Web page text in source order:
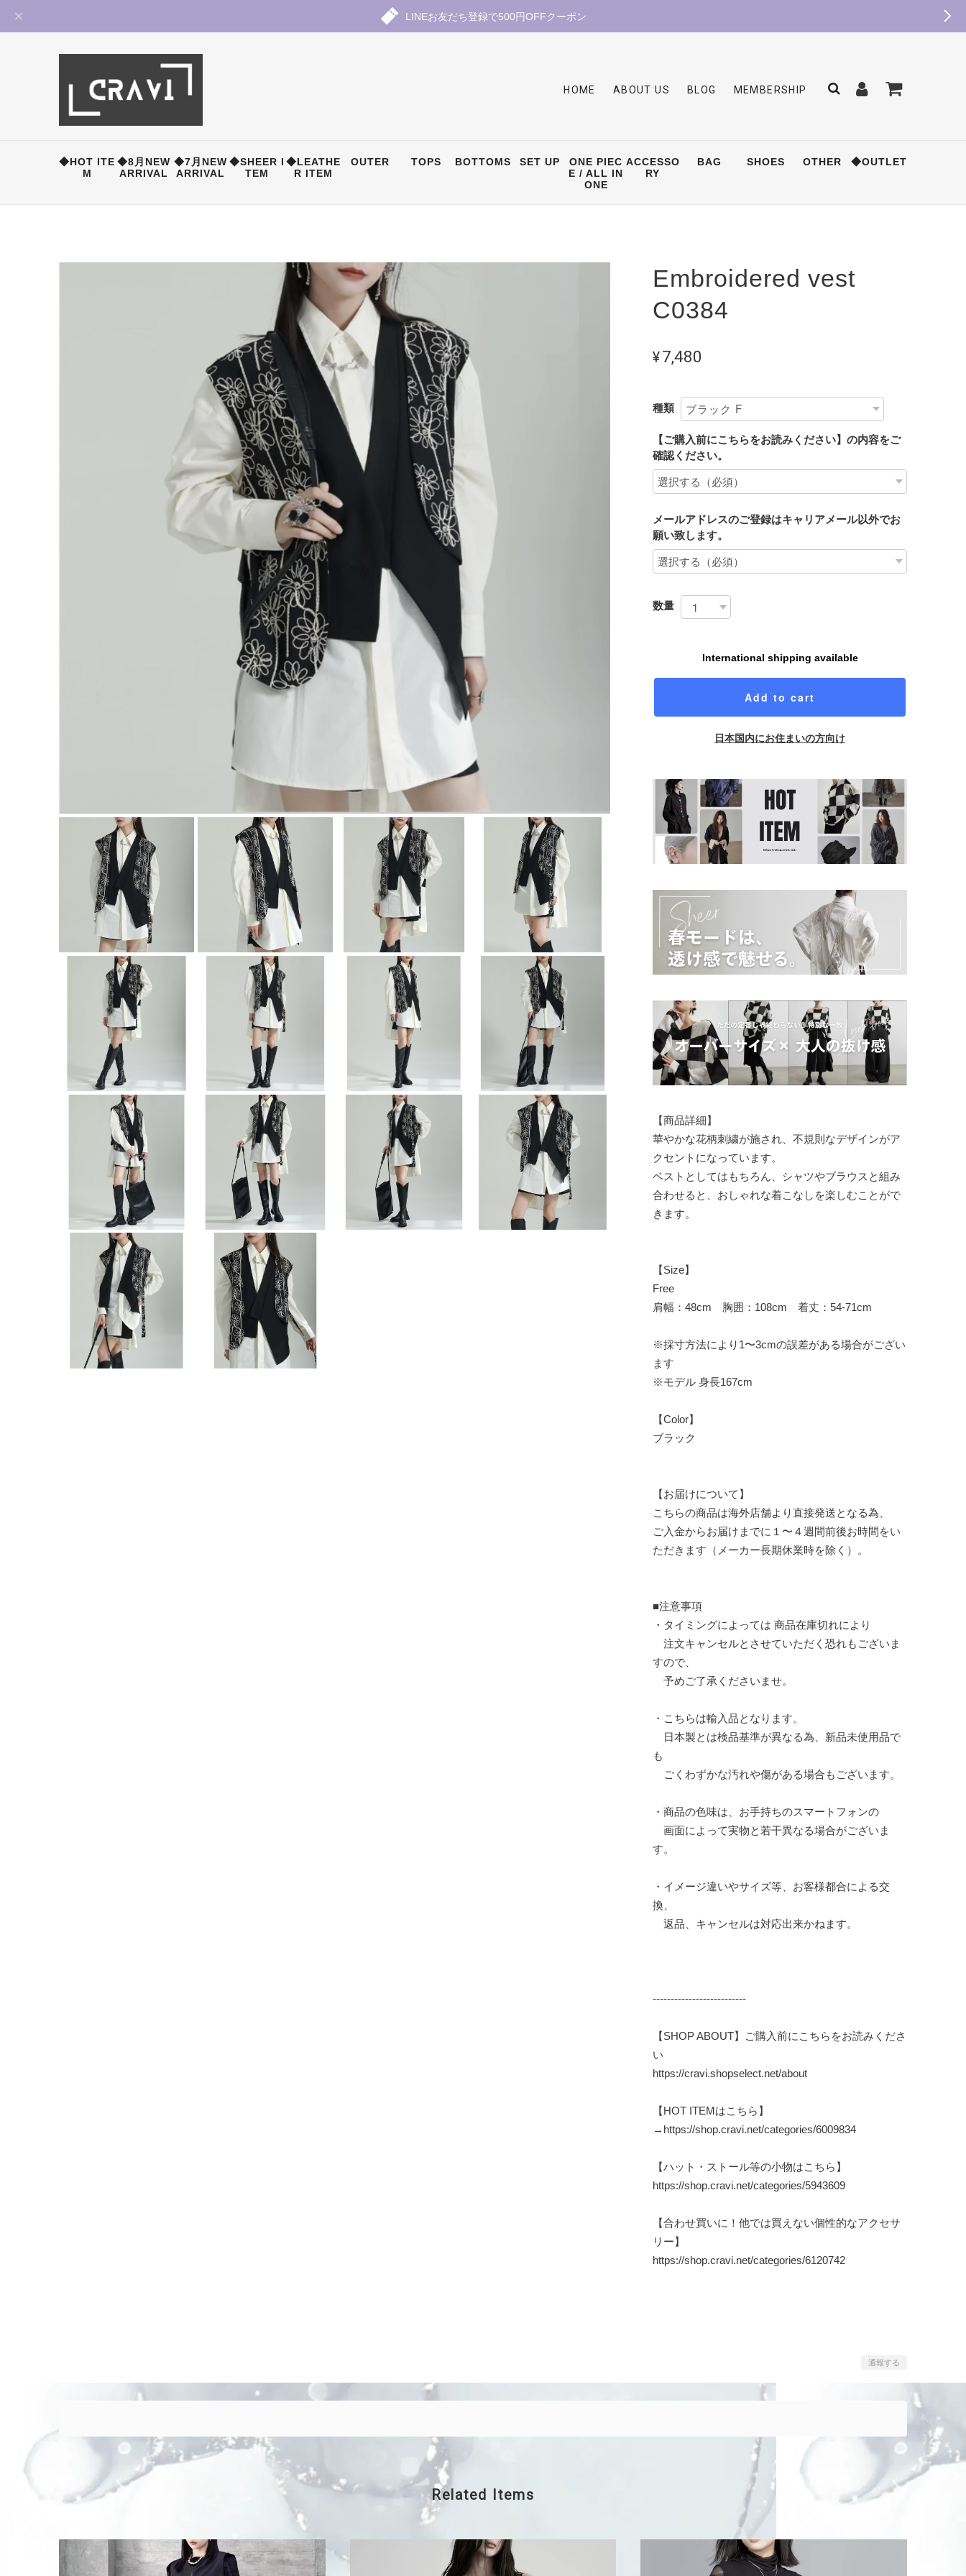
LINEお友だち登録で500円OFFクーポン
HOME ABOUT US BLOG MEMBERSHIP
◆HOT ITE
M
◆8月NEW
ARRIVAL
◆7月NEW
ARRIVAL
◆SHEER I
TEM
◆LEATHE
R ITEM
OUTER TOPS BOTTOMS SET UP
ONE PIEC
E / ALL IN
ONE
ACCESSO
RY
BAG SHOES OTHER ◆OUTLET
Embroidered vest
C0384
¥7,480
種類
【ご購入前にこちらをお読みください】の内容をご
確認ください。
メールアドレスのご登録はキャリアメール以外でお
願い致します。
数量
International shipping available
Add to cart
日本国内にお住まいの方向け
【商品詳細】
華やかな花柄刺繍が施され、不規則なデザインがア
クセントになっています。
ベストとしてはもちろん、シャツやブラウスと組み
合わせると、おしゃれな着こなしを楽しむことがで
きます。
【Size】
Free
肩幅：48cm 胸囲：108cm 着丈：54-71cm
※採寸方法により1〜3cmの誤差がある場合がござい
ます
※モデル 身長167cm
【Color】
ブラック
【お届けについて】
こちらの商品は海外店舗より直接発送となる為、
ご入金からお届けまでに１〜４週間前後お時間をい
ただきます（メーカー長期休業時を除く）。
■注意事項
・タイミングによっては 商品在庫切れにより
注文キャンセルとさせていただく恐れもございま
すので、
予めご了承くださいませ。
・こちらは輸入品となります。
日本製とは検品基準が異なる為、新品未使用品で
も
ごくわずかな汚れや傷がある場合もございます。
・商品の色味は、お手持ちのスマートフォンの
画面によって実物と若干異なる場合がございま
す。
・イメージ違いやサイズ等、お客様都合による交
換、
返品、キャンセルは対応出来かねます。
--------------------------
【SHOP ABOUT】ご購入前にこちらをお読みくださ
い
https://cravi.shopselect.net/about
【HOT ITEMはこちら】
→ https://shop.cravi.net/categories/6009834
【ハット・ストール等の小物はこちら】
https://shop.cravi.net/categories/5943609
【合わせ買いに！他では買えない個性的なアクセサ
リー】
https://shop.cravi.net/categories/6120742
通報する
Related Items